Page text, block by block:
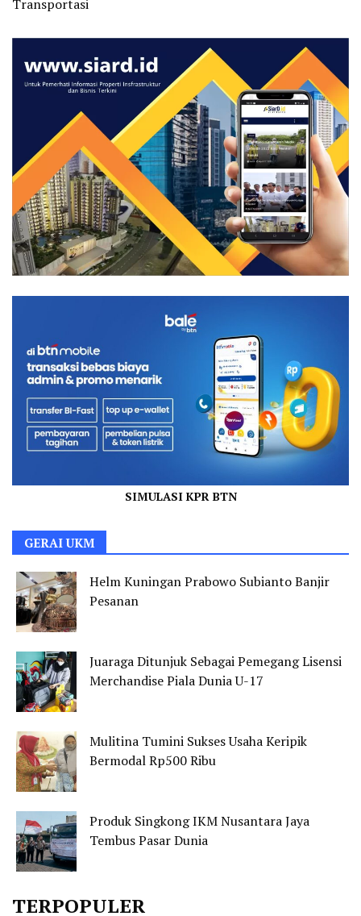
Transportasi
SIMULASI KPR BTN
GERAI UKM
Helm Kuningan Prabowo Subianto Banjir
Pesanan
Juaraga Ditunjuk Sebagai Pemegang Lisensi
Merchandise Piala Dunia U-17
Mulitina Tumini Sukses Usaha Keripik
Bermodal Rp500 Ribu
Produk Singkong IKM Nusantara Jaya
Tembus Pasar Dunia
TERPOPULER